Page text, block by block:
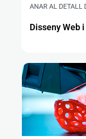
ANAR AL DETALL
Disseny Web